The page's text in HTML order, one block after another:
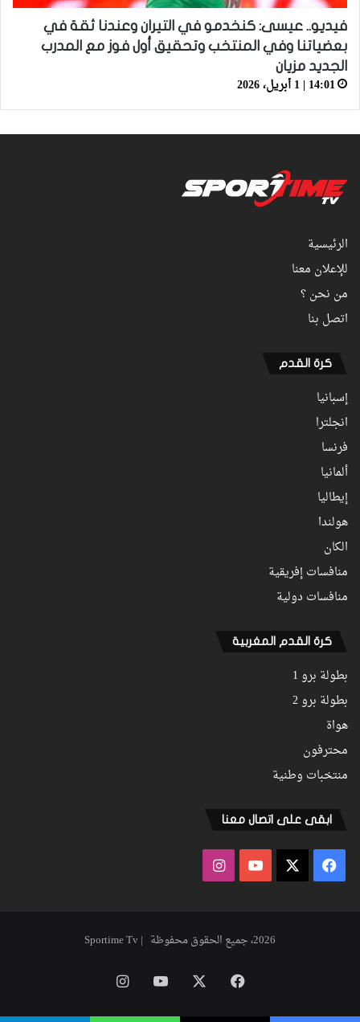
فيديو.. عيسى: كنخدمو في التيران وعندنا ثقة في
بعضياتنا وفي المنتخب وتحقيق أول فوز مع المدرب
الجديد مزيان
14:01 | 1 أبريل، 2026
الرئيسية
للإعلان معنا
من نحن ؟
اتصل بنا
كرة القدم
إسبانيا
انجلترا
فرنسا
ألمانيا
إيطاليا
هولندا
الكان
منافسات إفريقية
منافسات دولية
كرة القدم المغربية
بطولة برو 1
بطولة برو 2
هواة
محترفون
منتخبات وطنية
ابقى على اتصال معنا
فيسبوك ‫YouTubeانستقرام
2026، جميع الحقوق محفوظة | Sportime Tv
فيسبوك ‫YouTubeانستقرام